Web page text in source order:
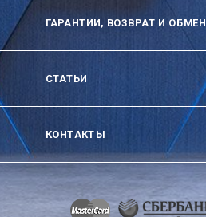
ГАРАНТИИ, ВОЗВРАТ И ОБМЕН
СТАТЬИ
КОНТАКТЫ